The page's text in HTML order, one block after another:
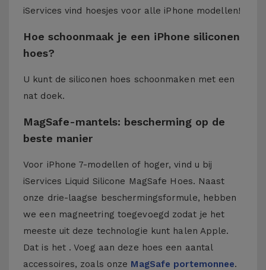
iServices vind hoesjes voor alle iPhone modellen!
Hoe schoonmaak je een iPhone siliconen
hoes?
U kunt de siliconen hoes schoonmaken met een
nat doek.
MagSafe-mantels: bescherming op de
beste manier
Voor iPhone 7-modellen of hoger, vind u bij
iServices Liquid Silicone MagSafe Hoes. Naast
onze drie-laagse beschermingsformule, hebben
we een magneetring toegevoegd zodat je het
meeste uit deze technologie kunt halen Apple.
Dat is het . Voeg aan deze hoes een aantal
accessoires, zoals onze MagSafe portemonnee.